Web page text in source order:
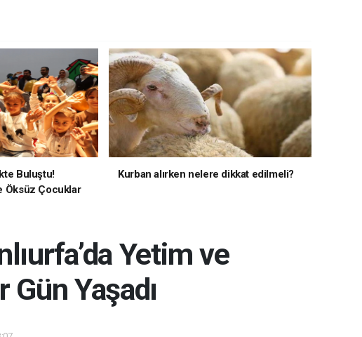
Buluştu!
Öksüz Çocuklar
Kurban alırken nelere dikkat edilmeli?
Yetim ve
Yaşadı